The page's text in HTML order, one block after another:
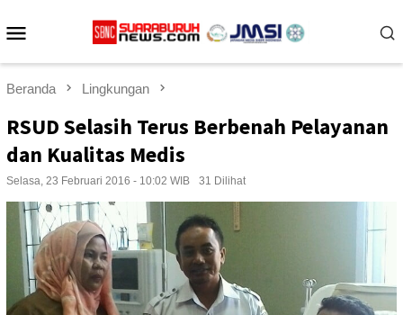
ke
Beranda Lingkungan
RSUD Selasih Terus Berbenah Pelayanan
dan Kualitas Medis
Selasa, 23 Februari 2016 - 10:02 WIB 31 Dilihat